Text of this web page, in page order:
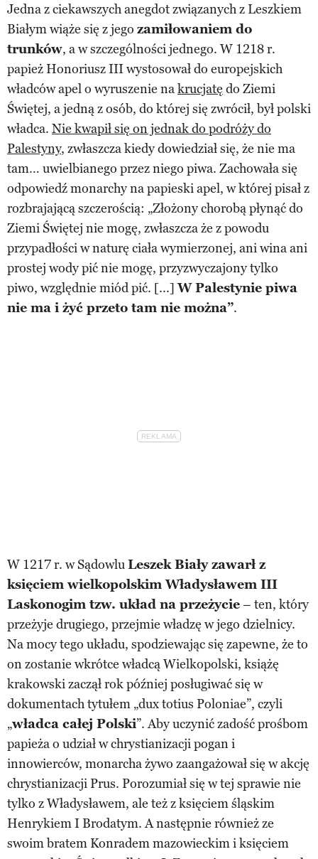
Jedna z ciekawszych anegdot związanych z Leszkiem
Białym wiąże się z jego zamiłowaniem do
trunków, a w szczególności jednego. W 1218 r.
papież Honoriusz III wystosował do europejskich
władców apel o wyruszenie nakrucjatę do Ziemi
Świętej, a jedną z osób, do której się zwrócił, był polski
władca. Nie kwapił się on jednak do podróży do
Palestyny, zwłaszcza kiedy dowiedział się, że nie ma
tam… uwielbianego przez niego piwa. Zachowała się
odpowiedź monarchy na papieski apel, w której pisał z
rozbrajającą szczerością: „Złożony chorobą płynąć do
Ziemi Świętej nie mogę, zwłaszcza że z powodu
przypadłości w naturę ciała wymierzonej, ani wina ani
prostej wody pić nie mogę, przyzwyczajony tylko
piwo, względnie miód pić. [...]W Palestynie piwa
nie ma i żyć przeto tam nie można”.
W 1217 r. w SądowluLeszek Biały zawarł z
księciem wielkopolskim Władysławem III
Laskonogim tzw. układ na przeżycie– ten, który
przeżyje drugiego, przejmie władzę w jego dzielnicy.
Na mocy tego układu, spodziewając się zapewne, że to
on zostanie wkrótce władcą Wielkopolski, książę
krakowski zaczął rok później posługiwać się w
dokumentach tytułem „dux totius Poloniae”, czyli
„władca całej Polski”. Aby uczynić zadość prośbom
papieża o udział w chrystianizacji pogan i
innowierców, monarcha żywo zaangażował się w akcję
chrystianizacji Prus. Porozumiał się w tej sprawie nie
tylko z Władysławem, ale też z księciem śląskim
Henrykiem I Brodatym. A następnie również ze
swoim bratem Konradem mazowieckim i księciem